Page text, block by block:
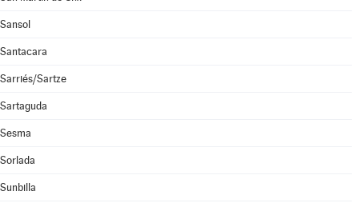
Sansol
Santacara
Sarriés/Sartze
Sartaguda
Sesma
Sorlada
Sunbilla